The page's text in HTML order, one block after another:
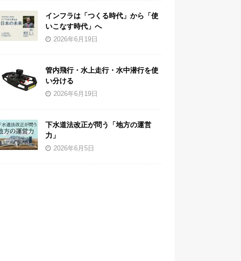
インフラは「つくる時代」から「使
いこなす時代」へ
2026年6月19日
管内飛行・水上走行・水中潜行を使
い分ける
2026年6月19日
下水道法改正が問う「地方の運営
力」
2026年6月5日